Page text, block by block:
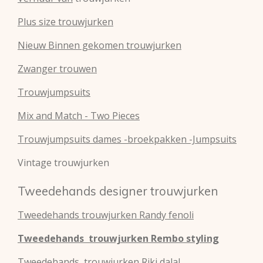
Plus size trouwjurken
Nieuw Binnen gekomen trouwjurken
Zwanger trouwen
Trouwjumpsuits
Mix and Match - Two Pieces
Trouwjumpsuits dames -broekpakken -Jumpsuits
Vintage trouwjurken
Tweedehands designer trouwjurken
Tweedehands trouwjurken Randy fenoli
Tweedehands trouwjurken Rembo styling